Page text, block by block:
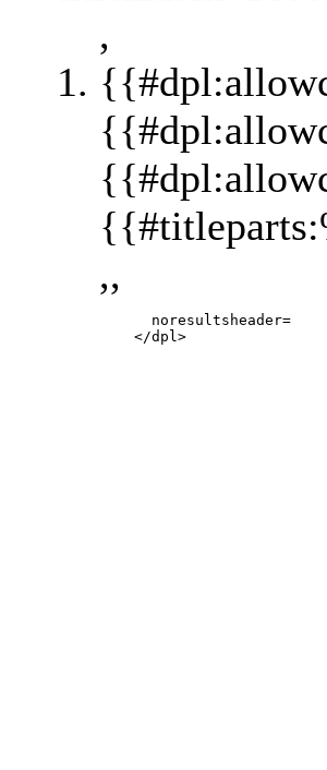
,
,,
           noresultsheader=